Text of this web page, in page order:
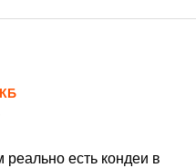
есть кондеи в